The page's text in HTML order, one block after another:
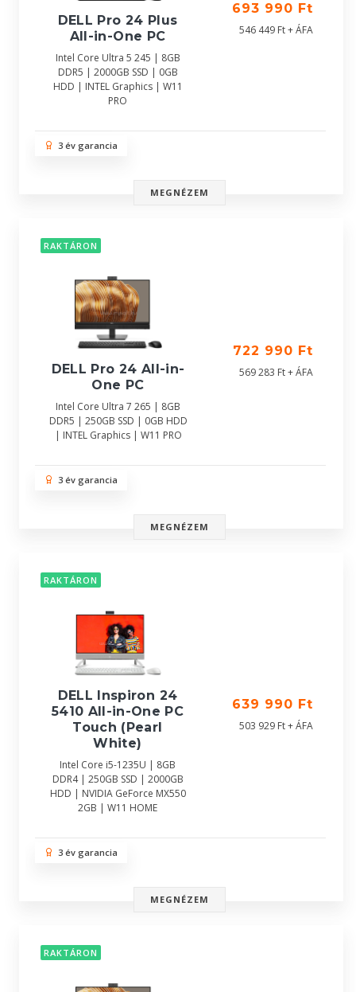
DELL Pro 24 Plus
All-in-One PC
Intel Core Ultra 5 245 | 8GB
DDR5 | 2000GB SSD | 0GB
HDD | INTEL Graphics | W11
PRO
693 990 Ft
546 449 Ft + ÁFA
3 év garancia
MEGNÉZEM
RAKTÁRON
DELL Pro 24 All-in-
One PC
Intel Core Ultra 7 265 | 8GB
DDR5 | 250GB SSD | 0GB HDD
| INTEL Graphics | W11 PRO
722 990 Ft
569 283 Ft + ÁFA
3 év garancia
MEGNÉZEM
RAKTÁRON
DELL Inspiron 24
5410 All-in-One PC
Touch (Pearl
White)
Intel Core i5-1235U | 8GB
DDR4 | 250GB SSD | 2000GB
HDD | NVIDIA GeForce MX550
2GB | W11 HOME
639 990 Ft
503 929 Ft + ÁFA
3 év garancia
MEGNÉZEM
RAKTÁRON